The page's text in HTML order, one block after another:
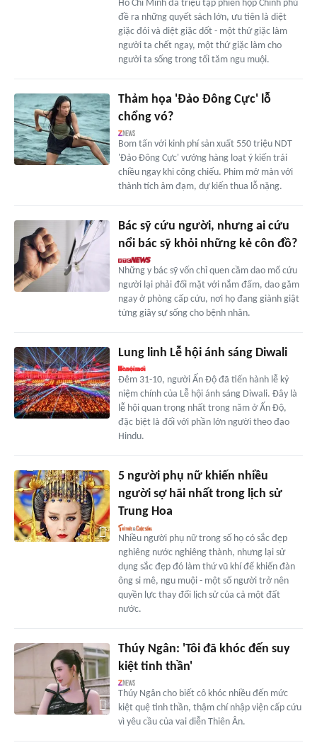
Hồ Chí Minh đã triệu tập phiên họp Chính phủ
đề ra những quyết sách lớn, ưu tiên là diệt
giặc đói và diệt giặc dốt - một thứ giặc làm
người ta chết ngay, một thứ giặc làm cho
người ta sống trong tối tăm ngu muội.
Thảm họa 'Đảo Đông Cực' lỗ
chổng vó?
Bom tấn với kinh phí sản xuất 550 triệu NDT
'Đảo Đông Cực' vướng hàng loạt ý kiến trái
chiều ngay khi công chiếu. Phim mở màn với
thành tích ảm đạm, dự kiến thua lỗ nặng.
Bác sỹ cứu người, nhưng ai cứu
nổi bác sỹ khỏi những kẻ côn đồ?
Những y bác sỹ vốn chỉ quen cầm dao mổ cứu
người lại phải đối mặt với nắm đấm, dao găm
ngay ở phòng cấp cứu, nơi họ đang giành giật
từng giây sự sống cho bệnh nhân.
Lung linh Lễ hội ánh sáng Diwali
Đêm 31-10, người Ấn Độ đã tiến hành lễ kỷ
niệm chính của Lễ hội ánh sáng Diwali. Đây là
lễ hội quan trọng nhất trong năm ở Ấn Độ,
đặc biệt là đối với phần lớn người theo đạo
Hindu.
5 người phụ nữ khiến nhiều
người sợ hãi nhất trong lịch sử
Trung Hoa
Nhiều người phụ nữ trong số họ có sắc đẹp
nghiêng nước nghiêng thành, nhưng lại sử
dụng sắc đẹp đó làm thứ vũ khí để khiến đàn
ông si mê, ngu muội - một số người trở nên
quyền lực thay đổi lịch sử của cả một đất
nước.
Thúy Ngân: 'Tôi đã khóc đến suy
kiệt tinh thần'
Thúy Ngân cho biết cô khóc nhiều đến mức
kiệt quệ tinh thần, thậm chí nhập viện cấp cứu
vì yêu cầu của vai diễn Thiên Ân.